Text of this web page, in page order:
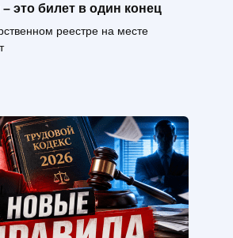
это билет в один конец
реестре на месте